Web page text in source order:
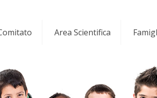
Area Scientifica